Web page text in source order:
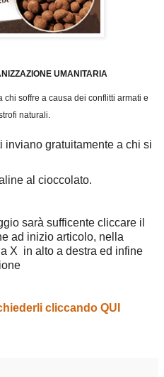
UMANITARIA
chi soffre a causa dei conflitti armati e
naturali.
inviano gratuitamente a chi si
al cioccolato.
sarà sufficente cliccare il
ad inizio articolo, nella
X in alto a destra ed infine
cliccando QUI